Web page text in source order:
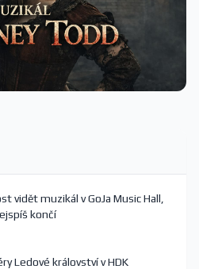
vidět muzikál v GoJa Music Hall,
končí
Ledové království v HDK